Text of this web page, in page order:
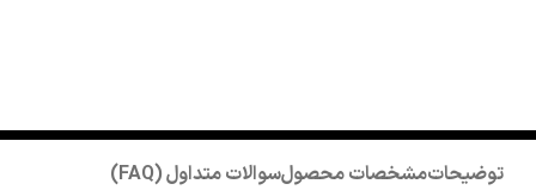
توضیحاتمشخصات محصولسوالات متداول (FAQ)